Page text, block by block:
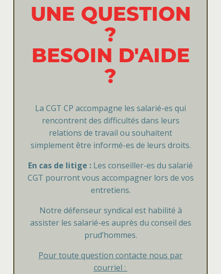
UNE QUESTION
?
BESOIN D'AIDE
?
La CGT CP accompagne les salarié-es qui
rencontrent des difficultés dans leurs
relations de travail ou souhaitent
simplement être informé-es de leurs droits.
En cas de litige : Les conseiller-es du salarié
CGT pourront vous accompagner lors de vos
entretiens.
Notre défenseur syndical est habilité à
assister les salarié-es auprès du conseil des
prud’hommes.
Pour toute question contacte nous par
courriel :